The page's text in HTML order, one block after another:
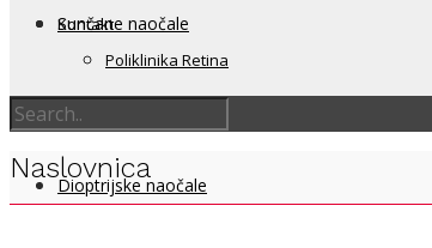
Sunčane naočale
Dioptrijske naočale
Kontakt
Poliklinika Retina
Naslovnica